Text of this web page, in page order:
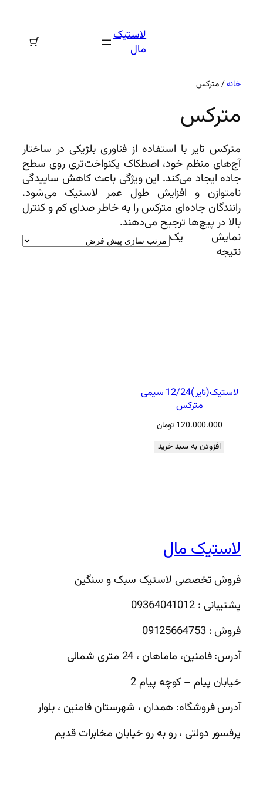
لاستیک
مال
خانه/ مترکس
مترکس
مترکس تایر با استفاده از فناوری بلژیکی در ساختار
آج‌های منظم خود، اصطکاک یکنواخت‌تری روی سطح
جاده ایجاد می‌کند. این ویژگی باعث کاهش ساییدگی
نامتوازن و افزایش طول عمر لاستیک می‌شود.
رانندگان جاده‌ای مترکس را به خاطر صدای کم و کنترل
بالا در پیچ‌ها ترجیح می‌دهند.
نمایش یک
نتیجه
لاستیک(تایر)12/24 سیمی
مترکس
120.000.000 تومان
افزودن به سبد خرید
لاستیک مال
فروش تخصصی لاستیک سبک و سنگین
پشتیبانی : 09364041012
فروش : 09125664753
آدرس: فامنین، ماماهان ، 24 متری شمالی
خیابان پیام – کوچه پیام 2
آدرس فروشگاه: همدان ، شهرستان فامنین ، بلوار
پرفسور دولتی ، رو به رو خیابان مخابرات قدیم